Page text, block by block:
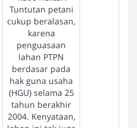
Tuntutan petani
cukup beralasan,
karena
penguasaan
lahan PTPN
berdasar pada
hak guna usaha
(HGU) selama 25
tahun berakhir
2004. Kenyataan,